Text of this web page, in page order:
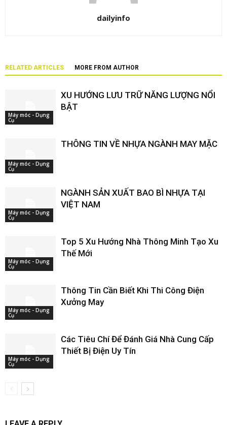
dailyinfo
RELATED ARTICLES MORE FROM AUTHOR
Máy móc - Dụng
Cụ
XU HƯỚNG LƯU TRỮ NĂNG LƯỢNG NỔI
BẬT
Máy móc - Dụng
Cụ
THÔNG TIN VỀ NHỰA NGÀNH MAY MẶC
Máy móc - Dụng
Cụ
NGÀNH SẢN XUẤT BAO BÌ NHỰA TẠI
VIỆT NAM
Máy móc - Dụng
Cụ
Top 5 Xu Hướng Nhà Thông Minh Tạo Xu
Thế Mới
Máy móc - Dụng
Cụ
Thông Tin Cần Biết Khi Thi Công Điện
Xưởng May
Máy móc - Dụng
Cụ
Các Tiêu Chí Để Đánh Giá Nhà Cung Cấp
Thiết Bị Điện Uy Tín